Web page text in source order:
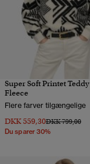
Super Soft Printet Teddy
Fleece
Flere farver tilgængelige
DKK 559,30Pris nedsat fra
DKK 799,00til
Du sparer 30%